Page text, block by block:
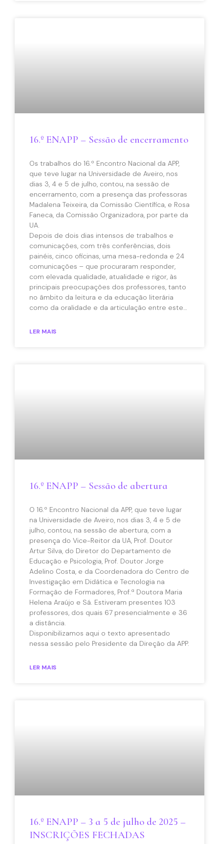
16.º ENAPP – Sessão de encerramento
Os trabalhos do 16.º Encontro Nacional da APP,
que teve lugar na Universidade de Aveiro, nos
dias 3, 4 e 5 de julho, contou, na sessão de
encerramento, com a presença das professoras
Madalena Teixeira, da Comissão Científica, e Rosa
Faneca, da Comissão Organizadora, por parte da
UA.
Depois de dois dias intensos de trabalhos e
comunicações, com três conferências, dois
painéis, cinco oficinas, uma mesa-redonda e 24
comunicações – que procuraram responder,
com elevada qualidade, atualidade e rigor, às
principais preocupações dos professores, tanto
no âmbito da leitura e da educação literária
como da oralidade e da articulação entre estes
2026 da revista
LER MAIS
16.º ENAPP – Sessão de abertura
O 16.º Encontro Nacional da APP, que teve lugar
na Universidade de Aveiro, nos dias 3, 4 e 5 de
julho, contou, na sessão de abertura, com a
presença do Vice-Reitor da UA, Prof. Doutor
Artur Silva, do Diretor do Departamento de
Educação e Psicologia, Prof. Doutor Jorge
Adelino Costa, e da Coordenadora do Centro de
Investigação em Didática e Tecnologia na
Formação de Formadores, Prof.ª Doutora Maria
Helena Araújo e Sá. Estiveram presentes 103
professores, dos quais 67 presencialmente e 36
a distância.
Disponibilizamos aqui o texto apresentado
nessa sessão pelo Presidente da Direção da APP.
LER MAIS
16.º ENAPP – 3 a 5 de julho de 2025 –
INSCRIÇÕES FECHADAS